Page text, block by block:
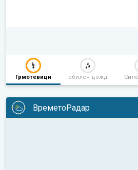
Грмотевици обилен дожд
ВреметоРадар